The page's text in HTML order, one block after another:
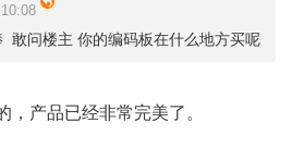
敢问楼主 你的编码板在什么地方买呢
，产品已经非常完美了。